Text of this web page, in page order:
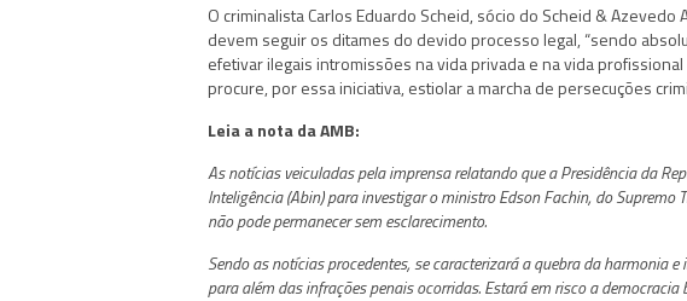
O criminalista Carlos Eduardo Scheid, sócio do Scheid &
devem seguir os ditames do devido processo legal, “sendo
efetivar ilegais intromissões na vida privada e na vida
procure, por essa iniciativa, estiolar a marcha de persecuções
Leia a nota da AMB:
As notícias veiculadas pela imprensa relatando que a Presidência da
Inteligência (Abin) para investigar o ministro Edson Fachin, do Supremo
não pode permanecer sem esclarecimento.
Sendo as notícias procedentes, se caracterizará a quebra da harmonia
para além das infrações penais ocorridas. Estará em risco a democracia